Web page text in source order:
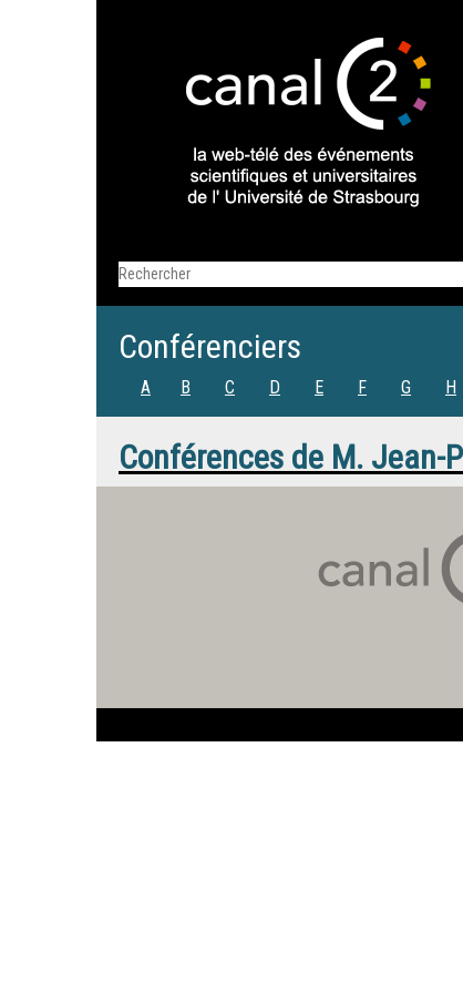
Conférenciers
A B C D E F G H
Conférences de M. Jean-